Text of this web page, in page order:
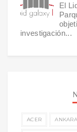
El
investigación...
ACER ANKARA